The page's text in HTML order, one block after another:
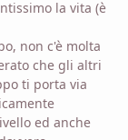
la vita (è
non c'è molta
che gli altri
ti porta via
ed anche